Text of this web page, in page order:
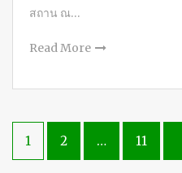
สถาน ณ…
Read More
Posts
navigation
1 2 … 11